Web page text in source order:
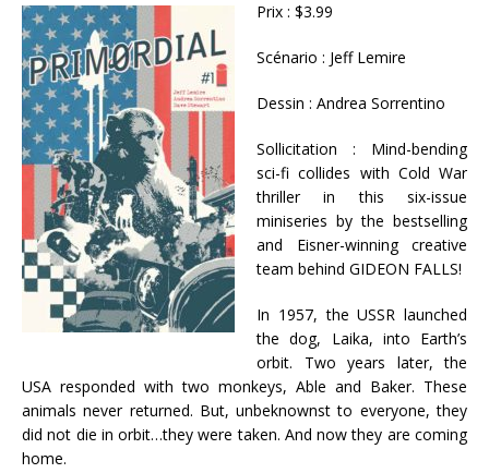
Prix : $3.99
Scénario : Jeff Lemire
Dessin : Andrea Sorrentino
Sollicitation : Mind-bending
sci-fi collides with Cold War
thriller in this six-issue
miniseries by the bestselling
and Eisner-winning creative
team behind GIDEON FALLS!
In 1957, the USSR launched
the dog, Laika, into Earth’s
orbit. Two years later, the
USA responded with two monkeys, Able and Baker. These
animals never returned. But, unbeknownst to everyone, they
did not die in orbit…they were taken. And now they are coming
home.